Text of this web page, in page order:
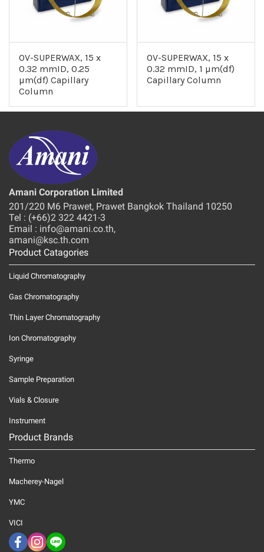
OV-SUPERWAX, 15 x
0.32 mmID, 0.25
µm(df) Capillary
Column
OV-SUPERWAX, 15 x
0.32 mmID, 1 µm(df)
Capillary Column
Amani Corporation Limited
201/220 M6 Prawet, Prawet Bangkok Thailand 10250
Tel : (+66)2 322 4421-3
Email : info@amani.co.th,
amani@ksc.th.com
Product Catagories
Liquid Chromatography
Gas Chromatography
Thin Layer Chromatography
Ion Chromatography
Syringe
Sample Preparation
Vials & Closure
Instrument
Product Brands
Thermo
Macherey-Nagel
YMC
VICI